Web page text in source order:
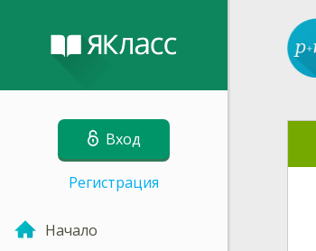
Вход
Регистрация
Начало